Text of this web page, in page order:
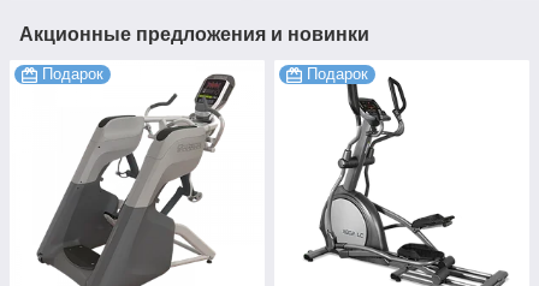
Акционные предложения и новинки
Подарок Подарок